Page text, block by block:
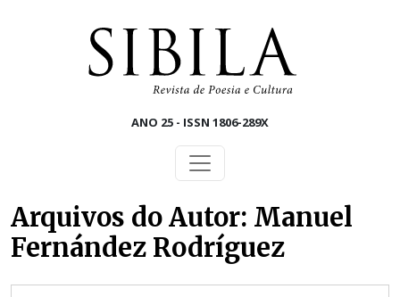
ANO 25 - ISSN 1806-289X
Arquivos do Autor: Manuel
Fernández Rodríguez